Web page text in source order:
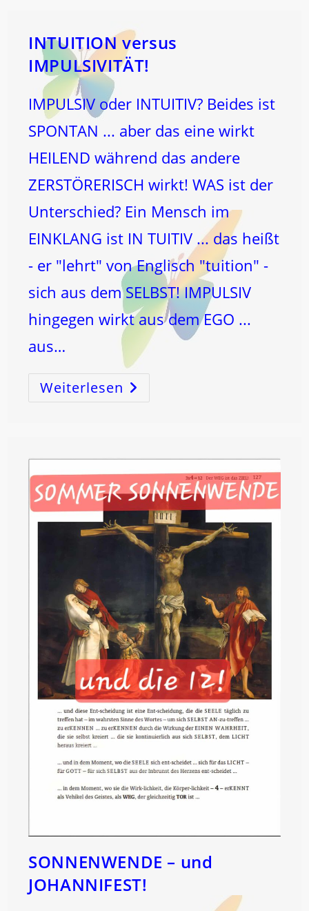
HAARE
?
NACHLASSEN
DER
LEBENSKRAFT
INTUITION versus
IMPULSIVITÄT!
IMPULSIV oder INTUITIV? Beides ist
SPONTAN ... aber das eine wirkt
HEILEND während das andere
ZERSTÖRERISCH wirkt! WAS ist der
Unterschied? Ein Mensch im
EINKLANG ist IN TUITIV ... das heißt
- er "lehrt" von Englisch "tuition" -
sich aus dem SELBST! IMPULSIV
hingegen wirkt aus dem EGO ...
aus…
Weiterlesen INTUITION
Versus
IMPULSIVITÄT!
SONNENWENDE – und
JOHANNIFEST!